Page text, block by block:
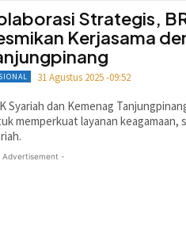
Strategis,
Kerjasama
31 Agustus 2025 -09:52
Syariah dan Kemenag
memperkuat layanan keagamaan,
Advertisement -